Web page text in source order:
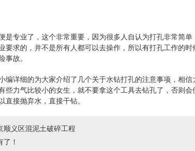
专业了，这个非常重要，因为很多人自认为打孔非常简单
要求的，并不是所有人都可以去操作，所以有打孔工作的
事故。
详细的为大家介绍了几个关于水钻打孔的注意事项，相信
些力气比较小的女生，就不要拿这个工具去钻孔了，否则
直接抛弃水，直接干钻。
顺义区混泥土破碎工程
了！